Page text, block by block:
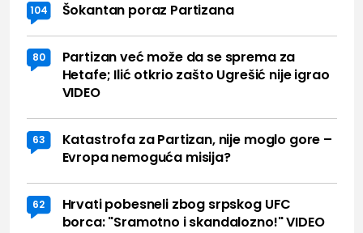
104 Šokantan poraz Partizana
80
Partizan već može da se sprema za
Hetafe; Ilić otkrio zašto Ugrešić nije igrao
VIDEO
63
Katastrofa za Partizan, nije moglo gore –
Evropa nemoguća misija?
62
Hrvati pobesneli zbog srpskog UFC
borca: "Sramotno i skandalozno!" VIDEO